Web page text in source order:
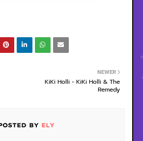
NEWER
KiKi Holli - KiKi Holli & The
Remedy
BY ELY